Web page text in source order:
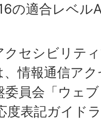
の適合レベル
クセシビリテ
情報通信ア
員会「ウェ
表記ガイド